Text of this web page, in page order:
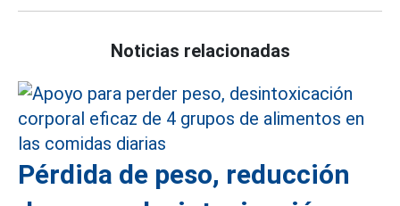
Noticias relacionadas
Pérdida de peso, reducción